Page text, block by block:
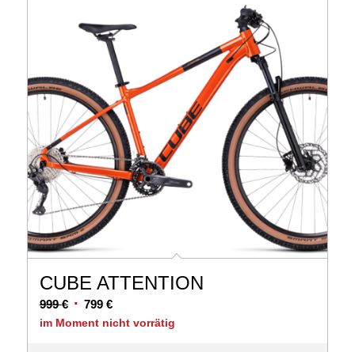
CUBE ATTENTION
999€ Ursprünglicher
Preis
799 €Aktueller
Preis
im Moment nicht vorrätig